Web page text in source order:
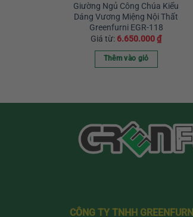
Giường Ngủ Công Chúa Kiểu
Dáng Vương Miệng Nội Thất
Greenfurni EGR-118
Giá từ: 6.650.000₫
Thêm vào giỏ
này
nhiều
biến
thể.
có
CÔNG TY TNHH GREENFURNI